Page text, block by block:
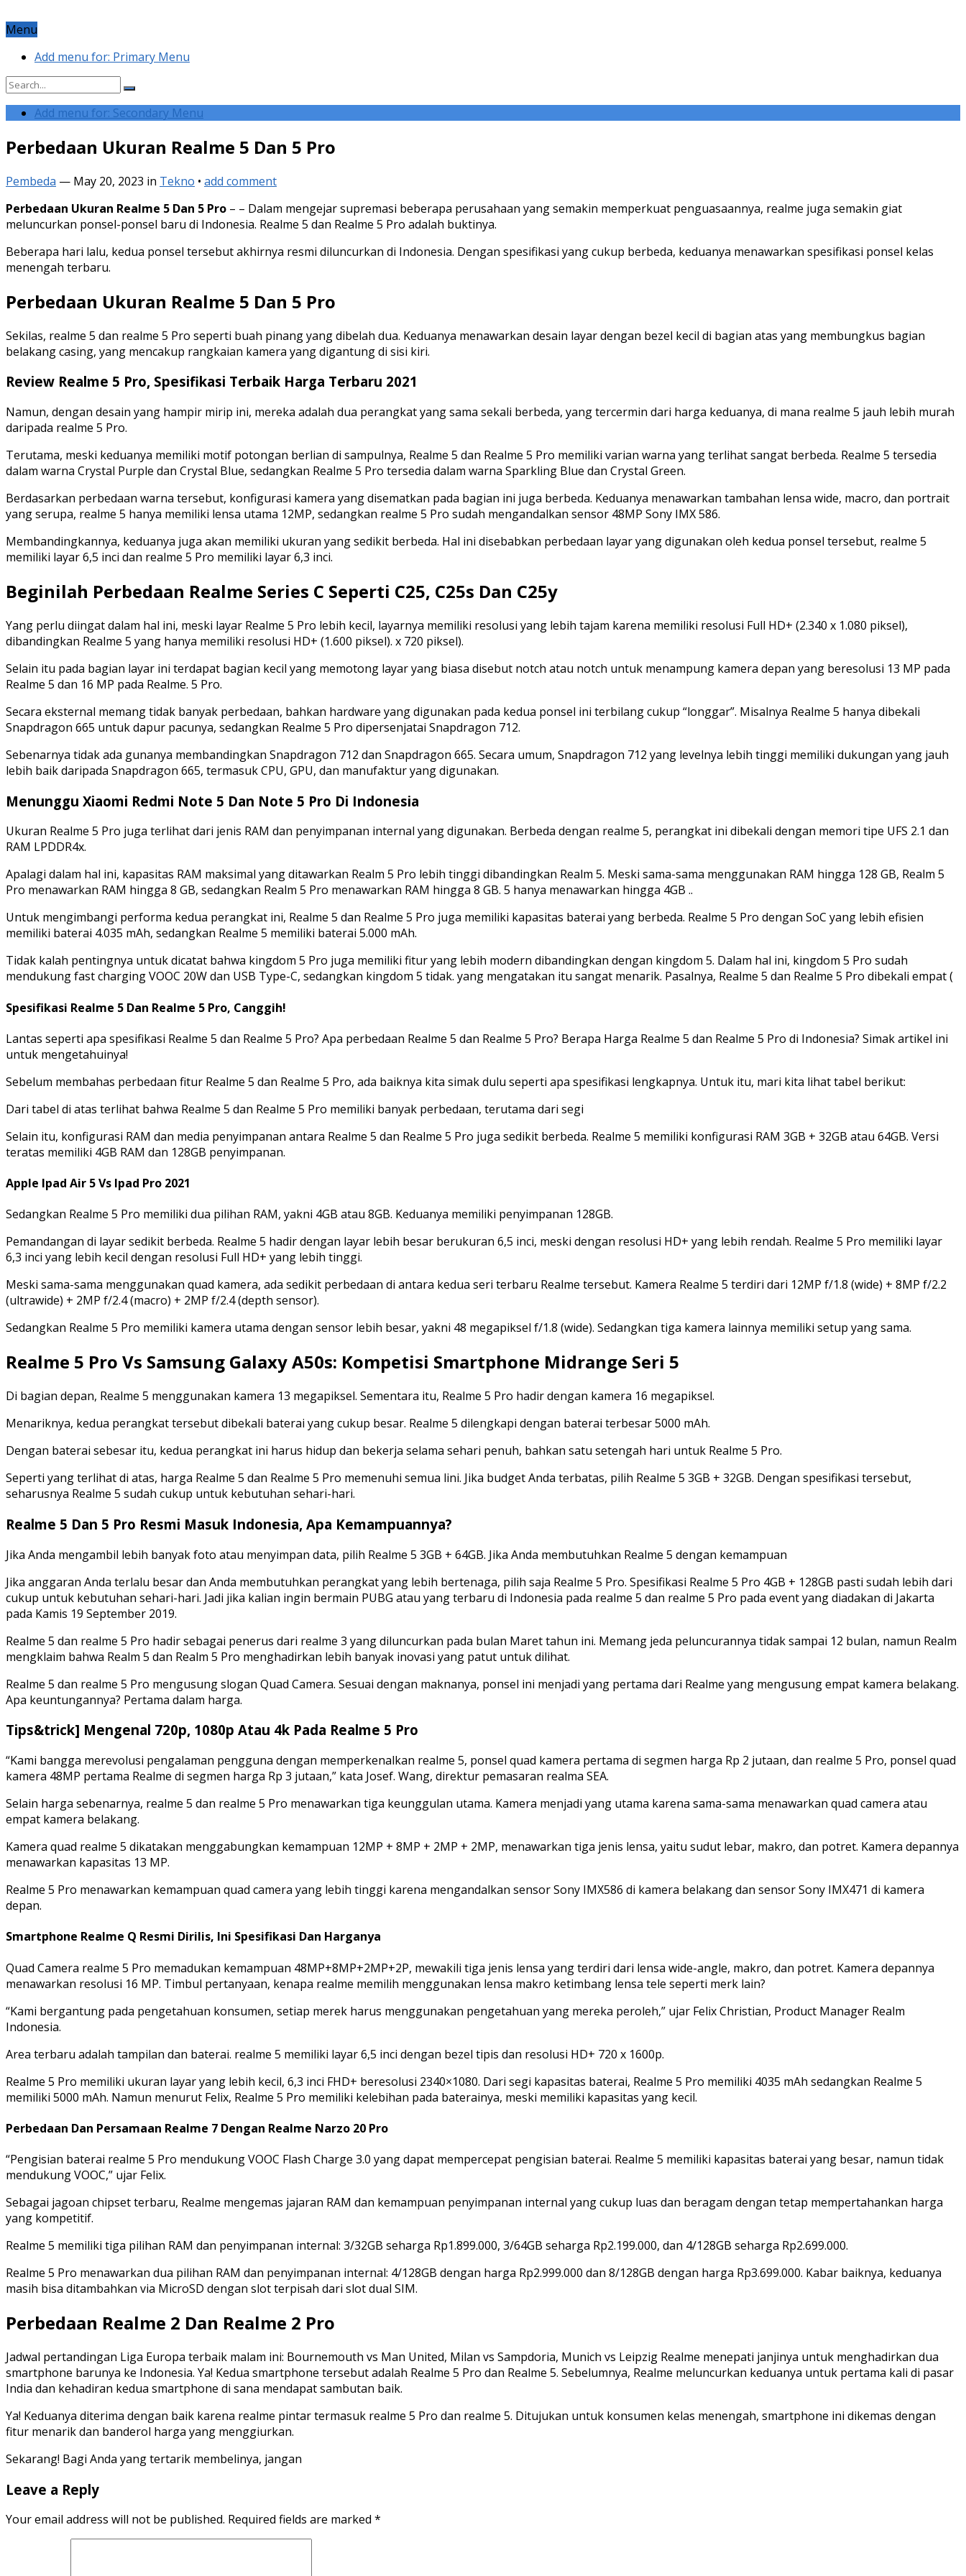
Menu
Add menu for: Primary Menu
Add menu for: Secondary Menu
Perbedaan Ukuran Realme 5 Dan 5 Pro
Pembeda — May 20, 2023 in Tekno • add comment
Perbedaan Ukuran Realme 5 Dan 5 Pro – – Dalam mengejar supremasi beberapa perusahaan yang semakin memperkuat penguasaannya, realme juga semakin giat
meluncurkan ponsel-ponsel baru di Indonesia. Realme 5 dan Realme 5 Pro adalah buktinya.
Beberapa hari lalu, kedua ponsel tersebut akhirnya resmi diluncurkan di Indonesia. Dengan spesifikasi yang cukup berbeda, keduanya menawarkan spesifikasi ponsel kelas
menengah terbaru.
Perbedaan Ukuran Realme 5 Dan 5 Pro
Sekilas, realme 5 dan realme 5 Pro seperti buah pinang yang dibelah dua. Keduanya menawarkan desain layar dengan bezel kecil di bagian atas yang membungkus bagian
belakang casing, yang mencakup rangkaian kamera yang digantung di sisi kiri.
Review Realme 5 Pro, Spesifikasi Terbaik Harga Terbaru 2021
Namun, dengan desain yang hampir mirip ini, mereka adalah dua perangkat yang sama sekali berbeda, yang tercermin dari harga keduanya, di mana realme 5 jauh lebih murah
daripada realme 5 Pro.
Terutama, meski keduanya memiliki motif potongan berlian di sampulnya, Realme 5 dan Realme 5 Pro memiliki varian warna yang terlihat sangat berbeda. Realme 5 tersedia
dalam warna Crystal Purple dan Crystal Blue, sedangkan Realme 5 Pro tersedia dalam warna Sparkling Blue dan Crystal Green.
Berdasarkan perbedaan warna tersebut, konfigurasi kamera yang disematkan pada bagian ini juga berbeda. Keduanya menawarkan tambahan lensa wide, macro, dan portrait
yang serupa, realme 5 hanya memiliki lensa utama 12MP, sedangkan realme 5 Pro sudah mengandalkan sensor 48MP Sony IMX 586.
Membandingkannya, keduanya juga akan memiliki ukuran yang sedikit berbeda. Hal ini disebabkan perbedaan layar yang digunakan oleh kedua ponsel tersebut, realme 5
memiliki layar 6,5 inci dan realme 5 Pro memiliki layar 6,3 inci.
Beginilah Perbedaan Realme Series C Seperti C25, C25s Dan C25y
Yang perlu diingat dalam hal ini, meski layar Realme 5 Pro lebih kecil, layarnya memiliki resolusi yang lebih tajam karena memiliki resolusi Full HD+ (2.340 x 1.080 piksel),
dibandingkan Realme 5 yang hanya memiliki resolusi HD+ (1.600 piksel). x 720 piksel).
Selain itu pada bagian layar ini terdapat bagian kecil yang memotong layar yang biasa disebut notch atau notch untuk menampung kamera depan yang beresolusi 13 MP pada
Realme 5 dan 16 MP pada Realme. 5 Pro.
Secara eksternal memang tidak banyak perbedaan, bahkan hardware yang digunakan pada kedua ponsel ini terbilang cukup “longgar”. Misalnya Realme 5 hanya dibekali
Snapdragon 665 untuk dapur pacunya, sedangkan Realme 5 Pro dipersenjatai Snapdragon 712.
Sebenarnya tidak ada gunanya membandingkan Snapdragon 712 dan Snapdragon 665. Secara umum, Snapdragon 712 yang levelnya lebih tinggi memiliki dukungan yang jauh
lebih baik daripada Snapdragon 665, termasuk CPU, GPU, dan manufaktur yang digunakan.
Menunggu Xiaomi Redmi Note 5 Dan Note 5 Pro Di Indonesia
Ukuran Realme 5 Pro juga terlihat dari jenis RAM dan penyimpanan internal yang digunakan. Berbeda dengan realme 5, perangkat ini dibekali dengan memori tipe UFS 2.1 dan
RAM LPDDR4x.
Apalagi dalam hal ini, kapasitas RAM maksimal yang ditawarkan Realm 5 Pro lebih tinggi dibandingkan Realm 5. Meski sama-sama menggunakan RAM hingga 128 GB, Realm 5
Pro menawarkan RAM hingga 8 GB, sedangkan Realm 5 Pro menawarkan RAM hingga 8 GB. 5 hanya menawarkan hingga 4GB ..
Untuk mengimbangi performa kedua perangkat ini, Realme 5 dan Realme 5 Pro juga memiliki kapasitas baterai yang berbeda. Realme 5 Pro dengan SoC yang lebih efisien
memiliki baterai 4.035 mAh, sedangkan Realme 5 memiliki baterai 5.000 mAh.
Tidak kalah pentingnya untuk dicatat bahwa kingdom 5 Pro juga memiliki fitur yang lebih modern dibandingkan dengan kingdom 5. Dalam hal ini, kingdom 5 Pro sudah
mendukung fast charging VOOC 20W dan USB Type-C, sedangkan kingdom 5 tidak. yang mengatakan itu sangat menarik. Pasalnya, Realme 5 dan Realme 5 Pro dibekali empat (
Spesifikasi Realme 5 Dan Realme 5 Pro, Canggih!
Lantas seperti apa spesifikasi Realme 5 dan Realme 5 Pro? Apa perbedaan Realme 5 dan Realme 5 Pro? Berapa Harga Realme 5 dan Realme 5 Pro di Indonesia? Simak artikel ini
untuk mengetahuinya!
Sebelum membahas perbedaan fitur Realme 5 dan Realme 5 Pro, ada baiknya kita simak dulu seperti apa spesifikasi lengkapnya. Untuk itu, mari kita lihat tabel berikut:
Dari tabel di atas terlihat bahwa Realme 5 dan Realme 5 Pro memiliki banyak perbedaan, terutama dari segi
Selain itu, konfigurasi RAM dan media penyimpanan antara Realme 5 dan Realme 5 Pro juga sedikit berbeda. Realme 5 memiliki konfigurasi RAM 3GB + 32GB atau 64GB. Versi
teratas memiliki 4GB RAM dan 128GB penyimpanan.
Apple Ipad Air 5 Vs Ipad Pro 2021
Sedangkan Realme 5 Pro memiliki dua pilihan RAM, yakni 4GB atau 8GB. Keduanya memiliki penyimpanan 128GB.
Pemandangan di layar sedikit berbeda. Realme 5 hadir dengan layar lebih besar berukuran 6,5 inci, meski dengan resolusi HD+ yang lebih rendah. Realme 5 Pro memiliki layar
6,3 inci yang lebih kecil dengan resolusi Full HD+ yang lebih tinggi.
Meski sama-sama menggunakan quad kamera, ada sedikit perbedaan di antara kedua seri terbaru Realme tersebut. Kamera Realme 5 terdiri dari 12MP f/1.8 (wide) + 8MP f/2.2
(ultrawide) + 2MP f/2.4 (macro) + 2MP f/2.4 (depth sensor).
Sedangkan Realme 5 Pro memiliki kamera utama dengan sensor lebih besar, yakni 48 megapiksel f/1.8 (wide). Sedangkan tiga kamera lainnya memiliki setup yang sama.
Realme 5 Pro Vs Samsung Galaxy A50s: Kompetisi Smartphone Midrange Seri 5
Di bagian depan, Realme 5 menggunakan kamera 13 megapiksel. Sementara itu, Realme 5 Pro hadir dengan kamera 16 megapiksel.
Menariknya, kedua perangkat tersebut dibekali baterai yang cukup besar. Realme 5 dilengkapi dengan baterai terbesar 5000 mAh.
Dengan baterai sebesar itu, kedua perangkat ini harus hidup dan bekerja selama sehari penuh, bahkan satu setengah hari untuk Realme 5 Pro.
Seperti yang terlihat di atas, harga Realme 5 dan Realme 5 Pro memenuhi semua lini. Jika budget Anda terbatas, pilih Realme 5 3GB + 32GB. Dengan spesifikasi tersebut,
seharusnya Realme 5 sudah cukup untuk kebutuhan sehari-hari.
Realme 5 Dan 5 Pro Resmi Masuk Indonesia, Apa Kemampuannya?
Jika Anda mengambil lebih banyak foto atau menyimpan data, pilih Realme 5 3GB + 64GB. Jika Anda membutuhkan Realme 5 dengan kemampuan
Jika anggaran Anda terlalu besar dan Anda membutuhkan perangkat yang lebih bertenaga, pilih saja Realme 5 Pro. Spesifikasi Realme 5 Pro 4GB + 128GB pasti sudah lebih dari
cukup untuk kebutuhan sehari-hari. Jadi jika kalian ingin bermain PUBG atau yang terbaru di Indonesia pada realme 5 dan realme 5 Pro pada event yang diadakan di Jakarta
pada Kamis 19 September 2019.
Realme 5 dan realme 5 Pro hadir sebagai penerus dari realme 3 yang diluncurkan pada bulan Maret tahun ini. Memang jeda peluncurannya tidak sampai 12 bulan, namun Realm
mengklaim bahwa Realm 5 dan Realm 5 Pro menghadirkan lebih banyak inovasi yang patut untuk dilihat.
Realme 5 dan realme 5 Pro mengusung slogan Quad Camera. Sesuai dengan maknanya, ponsel ini menjadi yang pertama dari Realme yang mengusung empat kamera belakang.
Apa keuntungannya? Pertama dalam harga.
Tips&trick] Mengenal 720p, 1080p Atau 4k Pada Realme 5 Pro
“Kami bangga merevolusi pengalaman pengguna dengan memperkenalkan realme 5, ponsel quad kamera pertama di segmen harga Rp 2 jutaan, dan realme 5 Pro, ponsel quad
kamera 48MP pertama Realme di segmen harga Rp 3 jutaan,” kata Josef. Wang, direktur pemasaran realma SEA.
Selain harga sebenarnya, realme 5 dan realme 5 Pro menawarkan tiga keunggulan utama. Kamera menjadi yang utama karena sama-sama menawarkan quad camera atau
empat kamera belakang.
Kamera quad realme 5 dikatakan menggabungkan kemampuan 12MP + 8MP + 2MP + 2MP, menawarkan tiga jenis lensa, yaitu sudut lebar, makro, dan potret. Kamera depannya
menawarkan kapasitas 13 MP.
Realme 5 Pro menawarkan kemampuan quad camera yang lebih tinggi karena mengandalkan sensor Sony IMX586 di kamera belakang dan sensor Sony IMX471 di kamera
depan.
Smartphone Realme Q Resmi Dirilis, Ini Spesifikasi Dan Harganya
Quad Camera realme 5 Pro memadukan kemampuan 48MP+8MP+2MP+2P, mewakili tiga jenis lensa yang terdiri dari lensa wide-angle, makro, dan potret. Kamera depannya
menawarkan resolusi 16 MP. Timbul pertanyaan, kenapa realme memilih menggunakan lensa makro ketimbang lensa tele seperti merk lain?
“Kami bergantung pada pengetahuan konsumen, setiap merek harus menggunakan pengetahuan yang mereka peroleh,” ujar Felix Christian, Product Manager Realm
Indonesia.
Area terbaru adalah tampilan dan baterai. realme 5 memiliki layar 6,5 inci dengan bezel tipis dan resolusi HD+ 720 x 1600p.
Realme 5 Pro memiliki ukuran layar yang lebih kecil, 6,3 inci FHD+ beresolusi 2340×1080. Dari segi kapasitas baterai, Realme 5 Pro memiliki 4035 mAh sedangkan Realme 5
memiliki 5000 mAh. Namun menurut Felix, Realme 5 Pro memiliki kelebihan pada baterainya, meski memiliki kapasitas yang kecil.
Perbedaan Dan Persamaan Realme 7 Dengan Realme Narzo 20 Pro
“Pengisian baterai realme 5 Pro mendukung VOOC Flash Charge 3.0 yang dapat mempercepat pengisian baterai. Realme 5 memiliki kapasitas baterai yang besar, namun tidak
mendukung VOOC,” ujar Felix.
Sebagai jagoan chipset terbaru, Realme mengemas jajaran RAM dan kemampuan penyimpanan internal yang cukup luas dan beragam dengan tetap mempertahankan harga
yang kompetitif.
Realme 5 memiliki tiga pilihan RAM dan penyimpanan internal: 3/32GB seharga Rp1.899.000, 3/64GB seharga Rp2.199.000, dan 4/128GB seharga Rp2.699.000.
Realme 5 Pro menawarkan dua pilihan RAM dan penyimpanan internal: 4/128GB dengan harga Rp2.999.000 dan 8/128GB dengan harga Rp3.699.000. Kabar baiknya, keduanya
masih bisa ditambahkan via MicroSD dengan slot terpisah dari slot dual SIM.
Perbedaan Realme 2 Dan Realme 2 Pro
Jadwal pertandingan Liga Europa terbaik malam ini: Bournemouth vs Man United, Milan vs Sampdoria, Munich vs Leipzig Realme menepati janjinya untuk menghadirkan dua
smartphone barunya ke Indonesia. Ya! Kedua smartphone tersebut adalah Realme 5 Pro dan Realme 5. Sebelumnya, Realme meluncurkan keduanya untuk pertama kali di pasar
India dan kehadiran kedua smartphone di sana mendapat sambutan baik.
Ya! Keduanya diterima dengan baik karena realme pintar termasuk realme 5 Pro dan realme 5. Ditujukan untuk konsumen kelas menengah, smartphone ini dikemas dengan
fitur menarik dan banderol harga yang menggiurkan.
Sekarang! Bagi Anda yang tertarik membelinya, jangan
Leave a Reply
Your email address will not be published. Required fields are marked *